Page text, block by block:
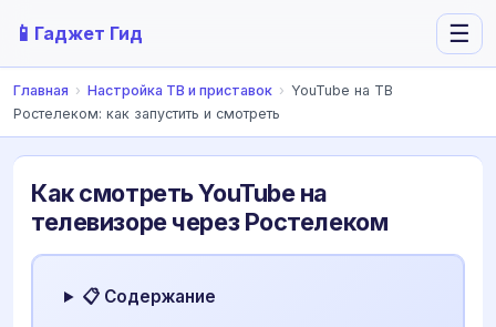
📱 Гаджет Гид ☰
Главная › Настройка ТВ и приставок › YouTube на ТВ
Ростелеком: как запустить и смотреть
Как смотреть YouTube на
телевизоре через Ростелеком
📋 Содержание